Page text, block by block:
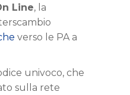
Line, la
verso le PA a
univoco, che
sulla rete